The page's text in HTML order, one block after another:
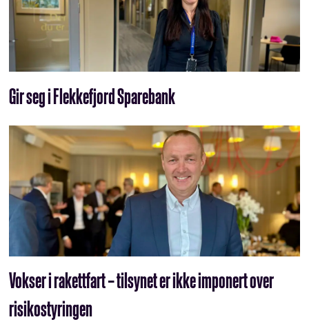
Gir seg i Flekkefjord Sparebank
Vokser i rakettfart – tilsynet er ikke imponert over
risikostyringen